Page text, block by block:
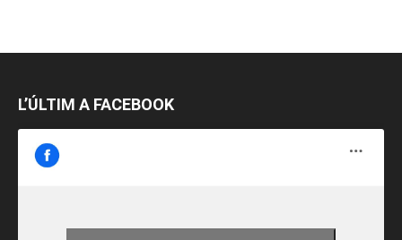
L’ÚLTIM A FACEBOOK